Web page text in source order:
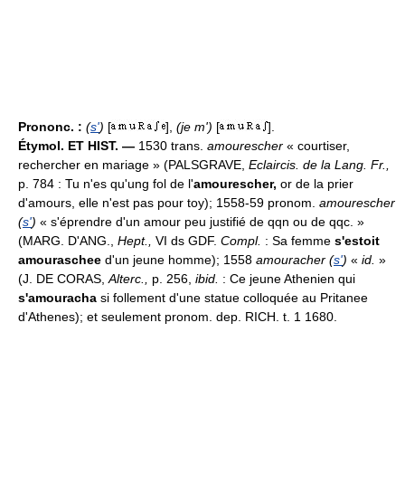
Prononc. : (s') [ ], (je m') [
].
Étymol. ET HIST. — 1530 trans. amourescher « courtiser,
rechercher en mariage » (PALSGRAVE, Eclaircis. de la Lang. Fr.,
p. 784 : Tu n'es qu'ung fol de l'amourescher, or de la prier
d'amours, elle n'est pas pour toy); 1558-59 pronom. amourescher
(s') « s'éprendre d'un amour peu justifié de qqn ou de qqc. »
(MARG. D'ANG., Hept., VI ds GDF. Compl. : Sa femme s'estoit
amouraschee d'un jeune homme); 1558 amouracher (s') « id. »
(J. DE CORAS, Alterc., p. 256, ibid. : Ce jeune Athenien qui
s'amouracha si follement d'une statue colloquée au Pritanee
d'Athenes); et seulement pronom. dep. RICH. t. 1 1680.